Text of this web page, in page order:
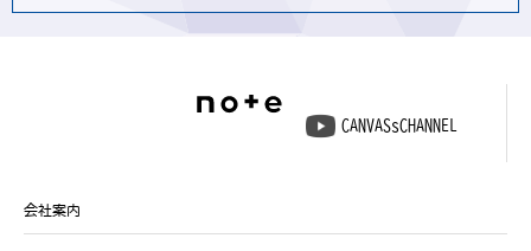
CANVASsCHANNEL
会社案内